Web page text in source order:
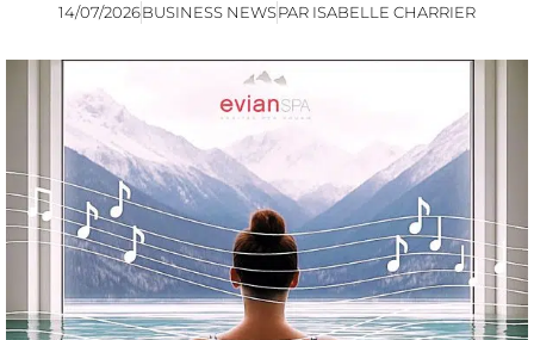
14/07/2026BUSINESS NEWSPAR ISABELLE CHARRIER